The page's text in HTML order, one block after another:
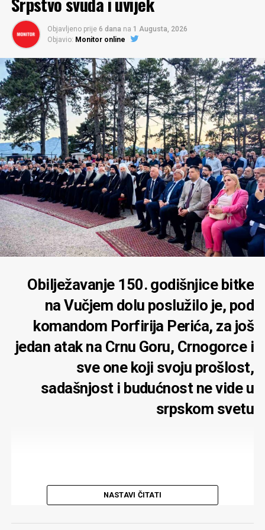
Objavljeno prije 6 dana na 1 Augusta, 2026
Objavio: Monitor online
Obilježavanje 150. godišnjice bitke
na Vučjem dolu poslužilo je, pod
komandom Porfirija Perića, za još
jedan atak na Crnu Goru, Crnogorce i
sve one koji svoju prošlost,
sadašnjost i budućnost ne vide u
srpskom svetu
Sto pedeseta godišnjica bitke na Vučjem dolu (28. jul
1876) dala je povoda za ponovnu demonstraciju
našali su se Srpska pravoslavna crkva i njen Patrijarh
NASTAVI ČITATI